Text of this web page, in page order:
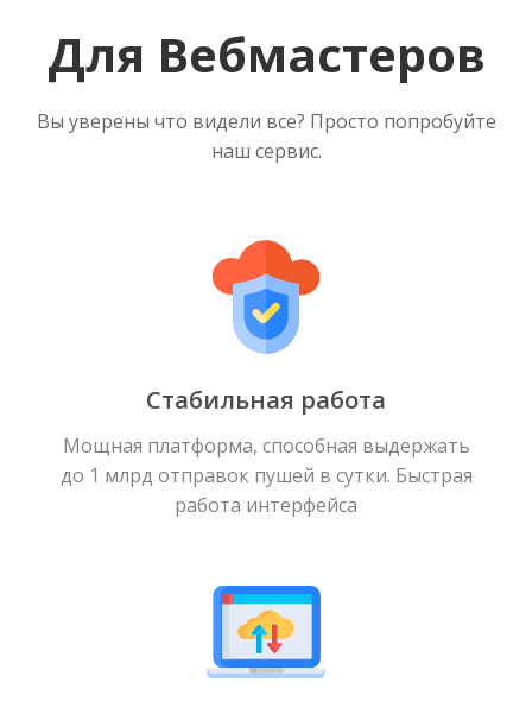
Для Вебмастеров
Вы уверены что видели все? Просто попробуйте
наш сервис.
Стабильная работа
Мощная платформа, способная выдержать
до 1 млрд отправок пушей в сутки. Быстрая
работа интерфейса